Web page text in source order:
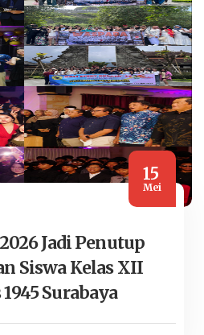
15
Mei
Jadi Penutup
Siswa Kelas XII
Surabaya